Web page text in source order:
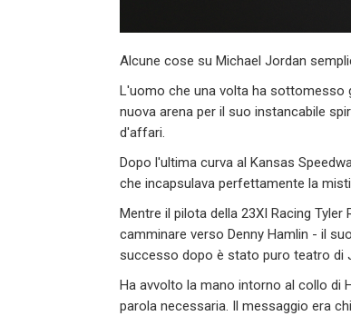
Alcune cose su Michael Jordan
L'uomo che una volta ha sottomesso
nuova arena per il suo instancabile
d'affari.
Dopo l'ultima curva al Kansas
che incapsulava perfettamente la
Mentre il pilota della 23XI Racing
camminare verso Denny Hamlin - il
successo dopo è stato puro teatro di
Ha avvolto la mano intorno al collo di
parola necessaria. Il messaggio era